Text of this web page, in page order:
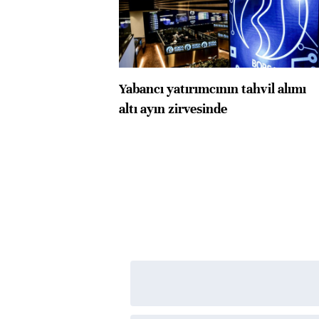
Yabancı yatırımcının tahvil alımı
altı ayın zirvesinde